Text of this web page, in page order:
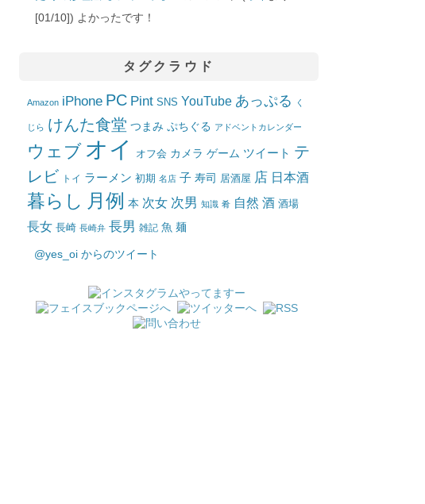
[01/10]) よかったです！
タグクラウド
Amazon iPhone PC Pint SNS YouTube あっぷる く
じら けんた食堂 つまみ ぷちぐる アドベントカレンダー
ウェブ オイ オフ会 カメラ ゲーム ツイート テ
レビ トイ ラーメン 初期 名店 子 寿司 居酒屋 店 日本酒
暮らし 月例 本 次女 次男 知識 肴 自然 酒 酒場
長女 長崎 長崎弁 長男 雑記 魚 麺
@yes_oi からのツイート